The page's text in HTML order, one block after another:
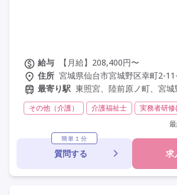
給与
【月給】208,400円〜
住所 宮城県仙台市宮城野区幸町2-
最寄り駅 東照宮、陸前原ノ町、宮城
その他（介護） 介護福祉士
実務者研
残
残業ほぼなし
常勤 非常勤
社会保険
交通費支給
学歴不問
簡単１分
質問する 求